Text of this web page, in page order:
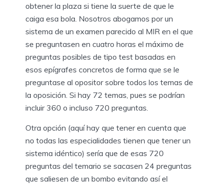
obtener la plaza si tiene la suerte de que le
caiga esa bola. Nosotros abogamos por un
sistema de un examen parecido al MIR en el que
se preguntasen en cuatro horas el máximo de
preguntas posibles de tipo test basadas en
esos epígrafes concretos de forma que se le
preguntase al opositor sobre todos los temas de
la oposición. Si hay 72 temas, pues se podrían
incluir 360 o incluso 720 preguntas.
Otra opción (aquí hay que tener en cuenta que
no todas las especialidades tienen que tener un
sistema idéntico) sería que de esas 720
preguntas del temario se sacasen 24 preguntas
que saliesen de un bombo evitando así el